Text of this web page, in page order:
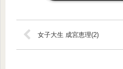
女子大生 成宮恵理(2)